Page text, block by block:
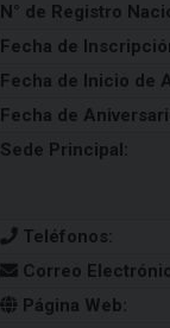
N° de Registro
Fecha de
Fecha de Inicio de
Fecha de
Sede Principal:
Teléfonos:
Correo
Página Web: